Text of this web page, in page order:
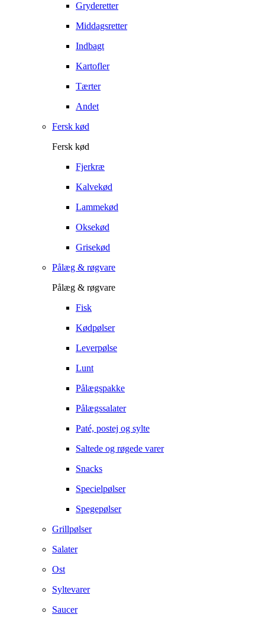
Gryderetter
Middagsretter
Indbagt
Kartofler
Tærter
Andet
Fersk kød
Fersk kød
Fjerkræ
Kalvekød
Lammekød
Oksekød
Grisekød
Pålæg & røgvare
Pålæg & røgvare
Fisk
Kødpølser
Leverpølse
Lunt
Pålægspakke
Pålægssalater
Paté, postej og sylte
Saltede og røgede varer
Snacks
Specielpølser
Spegepølser
Grillpølser
Salater
Ost
Syltevarer
Saucer